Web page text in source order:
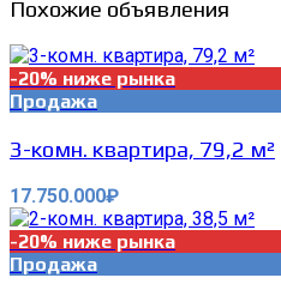
Похожие объявления
-20% ниже рынка
Продажа
3-комн. квартира, 79,2 м²
17.750.000₽
-20% ниже рынка
Продажа